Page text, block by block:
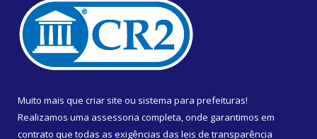
Muito mais que criar site ou sistema para prefeituras!
Realizamos uma assessoria completa, onde garantimos em
contrato que todas as exigências das leis de transparência